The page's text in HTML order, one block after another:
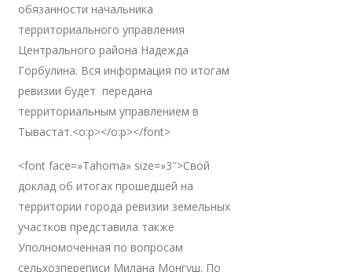
обязанности начальника
территориального управления
Центрального района Надежда
Горбулина. Вся информация по итогам
ревизии будет передана
территориальным управлением в
Тывастат.<o:p></o:p></font>
<font face=»Tahoma» size=»3″>Свой
доклад об итогах прошедшей на
территории города ревизии земельных
участков представила также
Уполномоченная по вопросам
сельхозпереписи Милана Монгуш. По